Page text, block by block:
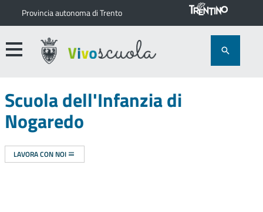
Provincia autonoma di Trento
Scuola dell'Infanzia di
Nogaredo
LAVORA CON NOI